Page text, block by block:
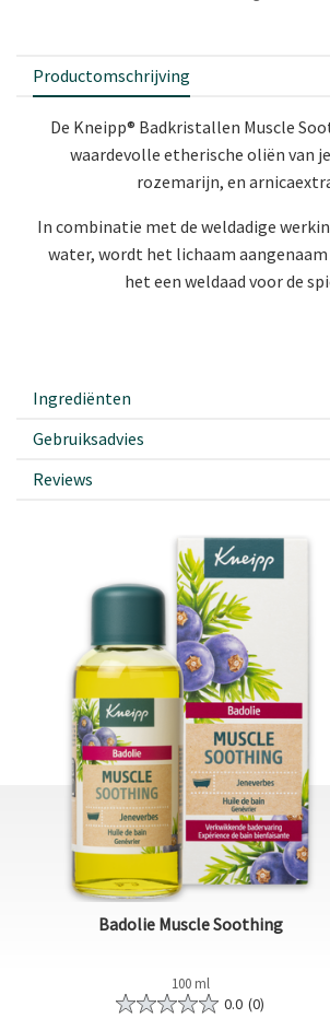
Productomschrijving
De Kneipp® Badkristallen Muscle
waardevolle etherische oliën van
rozemarijn, en
In combinatie met de weldadige
water, wordt het lichaam aangenaam
het een weldaad voor de
Ingrediënten
Gebruiksadvies
Reviews
Badolie Muscle Soothing
100 ml
0.0 (0)